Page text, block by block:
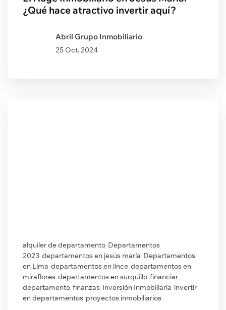
¿Qué hace atractivo invertir aquí?
Abril Grupo Inmobiliario
25 Oct. 2024
alquiler de departamento Departamentos
2023 departamentos en jesús maría Departamentos
en Lima departamentos en lince departamentos en
miraflores departamentos en surquillo financiar
departamento finanzas Inversión Inmobiliaria invertir
en departamentos proyectos inmobiliarios